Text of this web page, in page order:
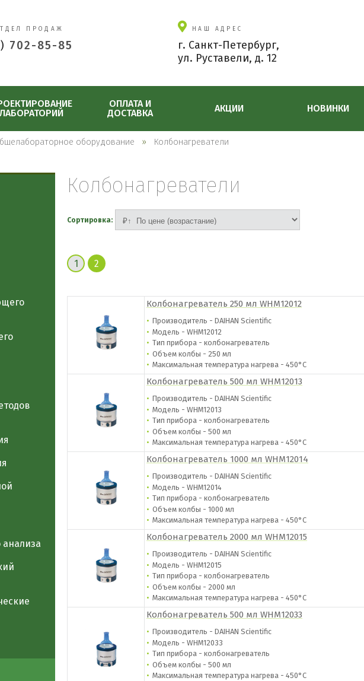
ПРОДАЖ
702-85-85
НАШ АДРЕС
г. Санкт-Петербург,
ул. Руставели, д. 12
ЛАБОРАТОРИЙ
ОПЛАТА И
ДОСТАВКА
АКЦИИ НОВИНКИ
оборудование Колбонагреватели
анализа
Колбонагреватели
Сортировка:
1 2
Колбонагреватель 250 мл WHM12012
Производитель - DAIHAN Scientific
Модель - WHM12012
Тип прибора - колбонагреватель
Объем колбы - 250 мл
Максимальная температура нагрева - 450°С
Колбонагреватель 500 мл WHM12013
Производитель - DAIHAN Scientific
Модель - WHM12013
Тип прибора - колбонагреватель
Объем колбы - 500 мл
Максимальная температура нагрева - 450°С
Колбонагреватель 1000 мл WHM12014
Производитель - DAIHAN Scientific
Модель - WHM12014
Тип прибора - колбонагреватель
Объем колбы - 1000 мл
Максимальная температура нагрева - 450°С
Колбонагреватель 2000 мл WHM12015
Производитель - DAIHAN Scientific
Модель - WHM12015
Тип прибора - колбонагреватель
Объем колбы - 2000 мл
Максимальная температура нагрева - 450°С
Колбонагреватель 500 мл WHM12033
Производитель - DAIHAN Scientific
Модель - WHM12033
Тип прибора - колбонагреватель
Объем колбы - 500 мл
Максимальная температура нагрева - 450°С